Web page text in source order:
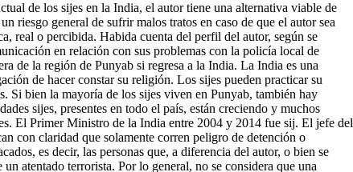
de los sijes en la India, el autor tiene una alternativa viable de
riesgo general de sufrir malos tratos en caso de que el autor sea
real o percibida. Habida cuenta del perfil del autor, según se
en relación con sus problemas con la policía local de
de la región de Punyab si regresa a la India. La India es una
de hacer constar su religión. Los sijes pueden practicar su
Si bien la mayoría de los sijes viven en Punyab, también hay
sijes, presentes en todo el país, están creciendo y muchos
El Primer Ministro de la India entre 2004 y 2014 fue sij. El jefe del
con claridad que solamente corren peligro de detención o
es decir, las personas que, a diferencia del autor, o bien se
atentado terrorista. Por lo general, no se considera que una